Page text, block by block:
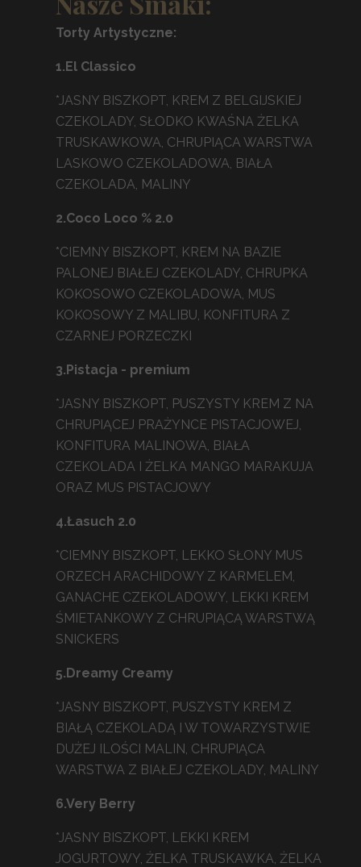
Torty Artystyczne:
1.El Classico
*JASNY BISZKOPT, KREM Z BELGIJSKIEJ
CZEKOLADY, SŁODKO KWAŚNA ŻELKA
TRUSKAWKOWA, CHRUPIĄCA WARSTWA
LASKOWO CZEKOLADOWA, BIAŁA
CZEKOLADA, MALINY
2.Coco Loco % 2.0
*CIEMNY BISZKOPT, KREM NA BAZIE
PALONEJ BIAŁEJ CZEKOLADY, CHRUPKA
KOKOSOWO CZEKOLADOWA, MUS
KOKOSOWY Z MALIBU, KONFITURA Z
CZARNEJ PORZECZKI
3.Pistacja - premium
*JASNY BISZKOPT, PUSZYSTY KREM Z NA
CHRUPIĄCEJ PRAŻYNCE PISTACJOWEJ,
KONFITURA MALINOWA, BIAŁA
CZEKOLADA I ŻELKA MANGO MARAKUJA
ORAZ MUS PISTACJOWY
4.Łasuch 2.0
*CIEMNY BISZKOPT, LEKKO SŁONY MUS
ORZECH ARACHIDOWY Z KARMELEM,
GANACHE CZEKOLADOWY, LEKKI KREM
ŚMIETANKOWY Z CHRUPIĄCĄ WARSTWĄ
SNICKERS
5.Dreamy Creamy
*JASNY BISZKOPT, PUSZYSTY KREM Z
BIAŁĄ CZEKOLADĄ I W TOWARZYSTWIE
DUŻEJ ILOŚCI MALIN, CHRUPIĄCA
WARSTWA Z BIAŁEJ CZEKOLADY, MALINY
6.Very Berry
*JASNY BISZKOPT, LEKKI KREM
JOGURTOWY, ŻELKA TRUSKAWKA, ŻELKA